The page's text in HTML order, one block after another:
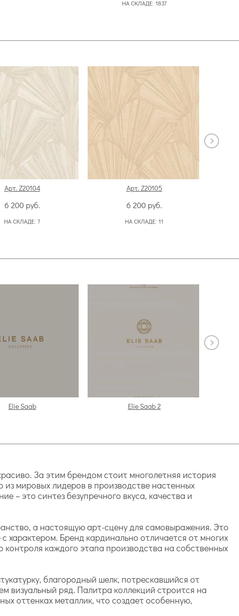
НА СКЛАДЕ: 1837
Арт. Z20104
6 200 руб.
НА СКЛАДЕ: 7
Арт. Z20105
6 200 руб.
НА СКЛАДЕ: 11
Elie Saab Elie Saab 2
За этим брендом стоит многолетняя история
мировых лидеров в производстве настенных
– это синтез безупречного вкуса, качества и
а настоящую арт-сцену для самовыражения. Это
характером. Бренд кардинально отличается от многих
каждого этапа производства на собственных
благородный шелк, потрескавшийся от
визуальный ряд. Палитра коллекций строится на
оттенках металлик, что создает особенную,